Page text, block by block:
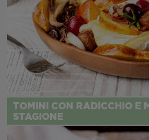
TOMINI CON RADICCHIO E
STAGIONE